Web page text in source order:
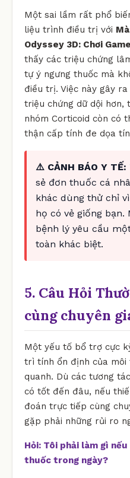
Một sai lầm rất phổ
liệu trình điều trị với
Odyssey 3D: Chơi
thấy các triệu chứng
tự ý ngưng thuốc mà
điều trị. Việc này gây
triệu chứng dữ dội hơn,
nhóm Corticoid còn có
thận cấp tính đe dọa
⚠️ CẢNH BÁO Y TẾ:
sẻ đơn thuốc cá
khác dùng thử chỉ
họ có vẻ giống bạn.
bệnh lý yêu cầu
toàn khác biệt.
5. Câu Hỏi
cùng chuyên
Một yếu tố bổ trợ cực
trì tính ổn định của môi
quanh. Dù các tương
có tốt đến đâu, nếu
đoán trực tiếp cùng
gặp phải những rủi ro
Hỏi: Tôi phải làm gì
thuốc trong ngày?